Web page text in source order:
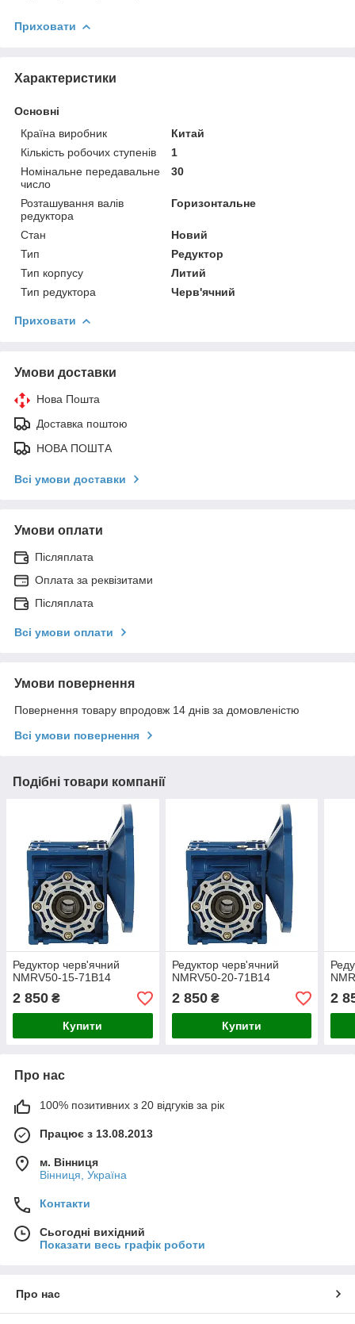
Приховати
Характеристики
Основні
Країна виробник
Китай
Кількість робочих ступенів
1
Номінальне передавальне
число
30
Розташування валів
редуктора
Горизонтальне
Стан
Новий
Тип
Редуктор
Тип корпусу
Литий
Тип редуктора
Черв'ячний
Приховати
Умови доставки
Нова Пошта
Доставка поштою
НОВА ПОШТА
Всі умови доставки
Умови оплати
Післяплата
Оплата за реквізитами
Післяплата
Всі умови оплати
Умови повернення
Повернення товару впродовж 14 днів за домовленістю
Всі умови повернення
Подібні товари компанії
Редуктор черв'ячний
NMRV50-15-71B14
2 850 ₴
Купити
Редуктор черв'ячний
NMRV50-20-71B14
2 850₴
Купити
2
Про нас
100% позитивних з 20 відгуків за рік
Працює з 13.08.2013
м. Вінниця
Вінниця, Україна
Контакти
Сьогодні вихідний
Показати весь графік роботи
Про нас